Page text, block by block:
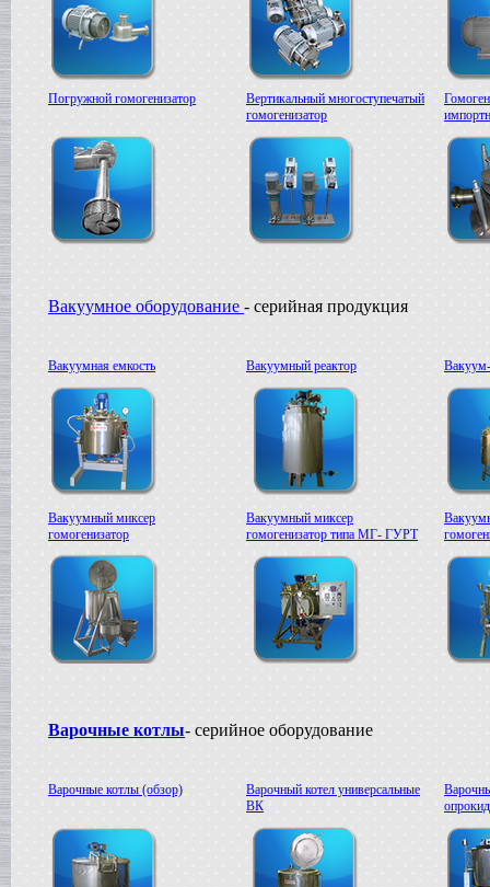
в г. Саратов
Диссольвер
в г. Рязань
Вакуумный реактор
в г. Липецк
Смеситель типа "Пьяная бочка"
Вакуум-выпарной аппарат
в г. Ковров
в г. Воронеж
Вакуумный миксер-гомогенизатор
в г. Волгоград
Варочный котел
в г. Воронеж
Жиротопка
Пищевой насос
в г. Дмитров
Колероварочный котел
в г. Тверь
в г. Воронеж
в г. Рязань
Варочный котел
Диссольвер
в г. Саратов
Дражировочная машина
в г. Алексин
Варочный котел
Диссольвер
в г. Рязань
в г. Видное
Смеситель типа "Пьяная бочка"
в г. Вологда
Погружной гомогенизатор
Вертикальный многоступечатый
гомогенизатор
Вакуумное оборудование - серийная продукция
Вакуумная емкость Вакуумный реактор
Вакуумный миксер
гомогенизатор
Вакуумный миксер
гомогенизатор типа МГ- ГУРТ
Варочные котлы- серийное оборудование
Варочные котлы (обзор)
Варочный котел универсальные
ВК